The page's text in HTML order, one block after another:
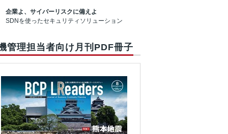
企業よ、サイバーリスクに備えよ
SDNを使ったセキュリティソリューション
管理担当者向け月刊PDF冊子